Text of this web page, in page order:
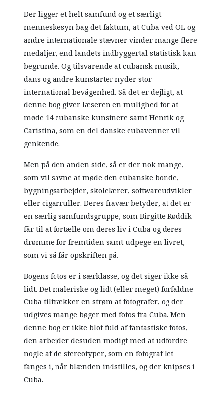
Der ligger et helt samfund og et særligt
menneskesyn bag det faktum, at Cuba ved OL og
andre internationale stævner vinder mange flere
medaljer, end landets indbyggertal statistisk kan
begrunde. Og tilsvarende at cubansk musik,
dans og andre kunstarter nyder stor
international bevågenhed. Så det er dejligt, at
denne bog giver læseren en mulighed for at
møde 14 cubanske kunstnere samt Henrik og
Caristina, som en del danske cubavenner vil
genkende.
Men på den anden side, så er der nok mange,
som vil savne at møde den cubanske bonde,
bygningsarbejder, skolelærer, softwareudvikler
eller cigarruller. Deres fravær betyder, at det er
en særlig samfundsgruppe, som Birgitte Røddik
får til at fortælle om deres liv i Cuba og deres
drømme for fremtiden samt udpege en livret,
som vi så får opskriften på.
Bogens fotos er i særklasse, og det siger ikke så
lidt. Det maleriske og lidt (eller meget) forfaldne
Cuba tiltrækker en strøm at fotografer, og der
udgives mange bøger med fotos fra Cuba. Men
denne bog er ikke blot fuld af fantastiske fotos,
den arbejder desuden modigt med at udfordre
nogle af de stereotyper, som en fotograf let
fanges i, når blænden indstilles, og der knipses i
Cuba.